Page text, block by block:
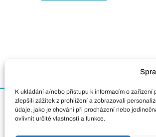
K ukládání a/nebo přístupu k informacím o
zlepšili zážitek z prohlížení a zobrazovali
údaje, jako je chování při procházení nebo
ovlivnit určité vlastnosti a funkce.
Kontakt